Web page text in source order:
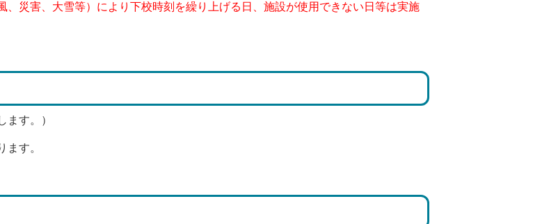
災害、大雪等）により下校時刻を繰り上げる日、施設が使用できない日等は実施
す。）
す。